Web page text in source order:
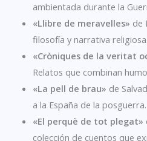
ambientada durante la
«Llibre de meravelles» de
filosofía y narrativa religiosa.
«Cròniques de la veritat
Relatos que combinan
«La pell de brau» de
a la España de la posguerra.
«El perquè de tot plegat»
colección de cuentos que